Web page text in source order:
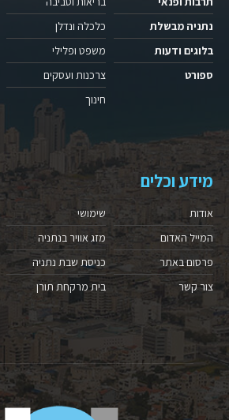
נתניה מבשלת
בלוגים ודעות
ספורט
כלכלה ונדלן
משפט ופלילי
צרכנות ועסקים
חינוך
מידע וכלים
אודות
המייל האדום
פרסום באתר
צור קשר
שימושי
מזג אוויר בנתניה
כניסת שבת נתניה
בית מרקחת תורן